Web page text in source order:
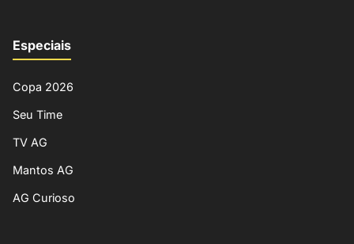
Especiais
Copa 2026
Seu Time
TV AG
Mantos AG
AG Curioso